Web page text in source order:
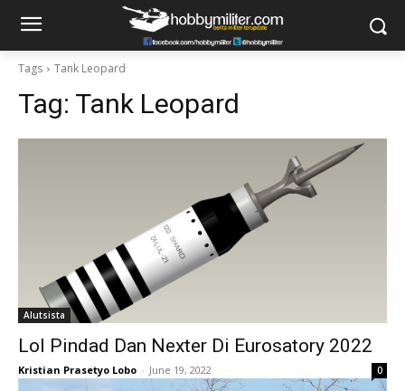
Tags Tank Leopard
Tag: Tank Leopard
Alutsista
LoI Pindad Dan Nexter Di Eurosatory 2022
Kristian Prasetyo Lobo - June 19, 2022 0